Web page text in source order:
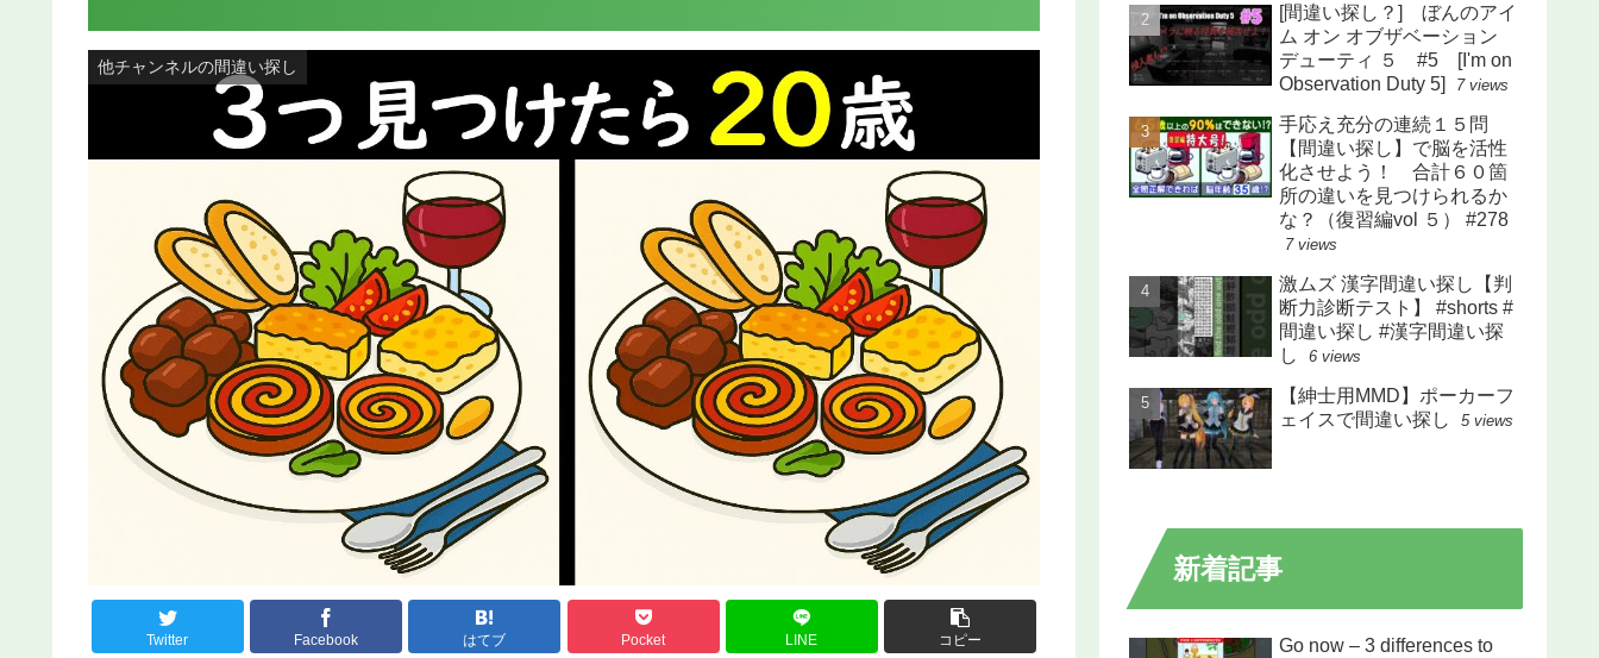
他チャンネルの間違い探し
Twitter Facebook はてブ Pocket LINE コピー
[間違い探し？] ぼんのアイ
ム オン オブザベーション
デューティ ５ #5 [I'm on
Observation Duty 5]
7 views
手応え充分の連続１５問
【間違い探し】で脳を活性
化させよう！ 合計６０箇
所の違いを見つけられるか
な？（復習編vol ５） #278
7 views
激ムズ 漢字間違い探し【判
断力診断テスト】 #shorts #
間違い探し #漢字間違い探
し
6 views
【紳士用MMD】ポーカーフ
ェイスで間違い探し
5 views
新着記事
Go now – 3 differences to